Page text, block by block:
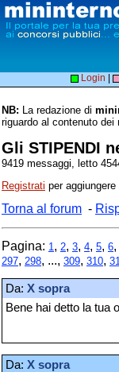
Login
NB: La redazione di
riguardo al contenuto dei
Gli STIPENDI
9419 messaggi, letto
Registrati per
Torna al forum -
Pagina: 1 , 2, 3, 4, 5, 6
297, 298, ..., 309, 310,
Da: X sopra
Bene hai detto la tua
Da: X sopra